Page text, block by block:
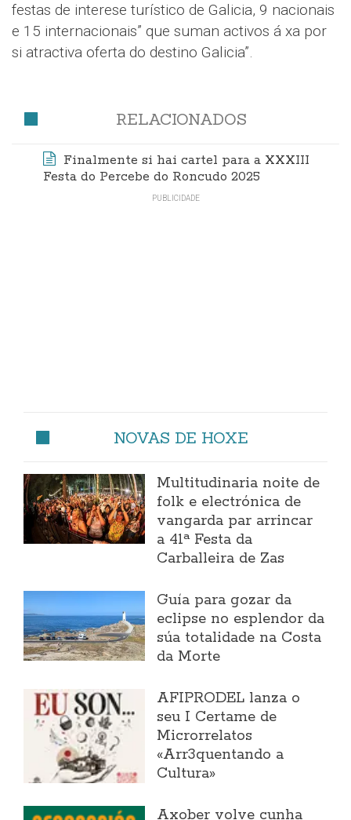
festas de interese turístico de Galicia, 9 nacionais
e 15 internacionais” que suman activos á xa por
si atractiva oferta do destino Galicia”.
RELACIONADOS
Finalmente si hai cartel para a XXXIII
Festa do Percebe do Roncudo 2025
NOVAS DE HOXE
Multitudinaria noite de
folk e electrónica de
vangarda par arrincar
a 41ª Festa da
Carballeira de Zas
Guía para gozar da
eclipse no esplendor da
súa totalidade na Costa
da Morte
AFIPRODEL lanza o
seu I Certame de
Microrrelatos
«Arr3quentando a
Cultura»
Axober volve cunha